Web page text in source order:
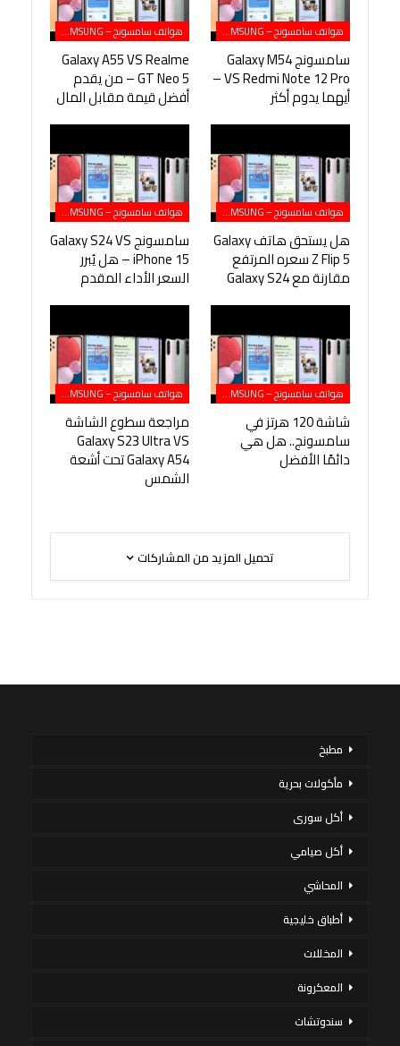
هواتف سامسونج – SAMSUNG
سامسونج Galaxy M54
VS Redmi Note 12 Pro –
أيهما يدوم أكثر
هواتف سامسونج – SAMSUNG
Galaxy A55 VS Realme
GT Neo 5 – من يقدم
أفضل قيمة مقابل المال
هواتف سامسونج – SAMSUNG
هل يستحق هاتف Galaxy
Z Flip 5 سعره المرتفع
مقارنة مع Galaxy S24
هواتف سامسونج – SAMSUNG
سامسونج Galaxy S24 VS
iPhone 15 – هل يُبرر
السعر الأداء المقدم
هواتف سامسونج – SAMSUNG
شاشة 120 هرتز في
سامسونج.. هل هي
دائمًا الأفضل
هواتف سامسونج – SAMSUNG
مراجعة سطوع الشاشة
Galaxy S23 Ultra VS
Galaxy A54 تحت أشعة
الشمس
تحميل المزيد من المشاركات
مطبخ
مأكولات بحرية
أكل سورى
أكل صيامي
المحاشي
أطباق خليجية
المخللات
المعكرونة
سندوتشات